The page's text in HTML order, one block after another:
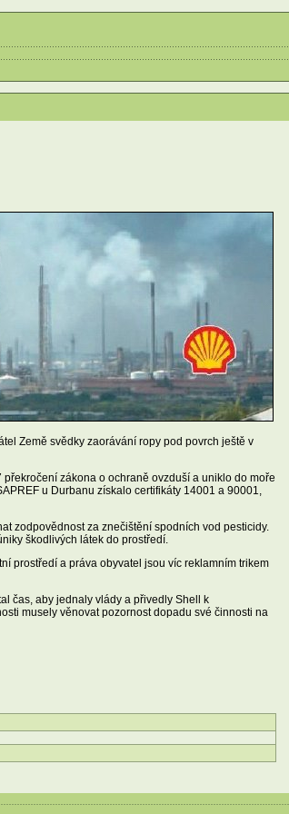
Země svědky zaorávání ropy pod povrch ještě v
zákona o ochraně ovzduší a uniklo do moře
u Durbanu získalo certifikáty 14001 a 90001,
zodpovědnost za znečištění spodních vod pesticidy.
škodlivých látek do prostředí.
prostředí a práva obyvatel jsou víc reklamním trikem
čas, aby jednaly vlády a přivedly Shell k
musely věnovat pozornost dopadu své činnosti na